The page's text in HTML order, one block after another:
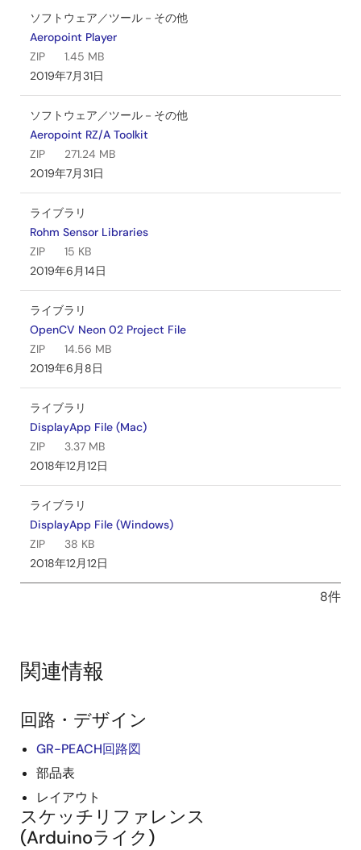
ソフトウェア／ツール－その他
Aeropoint Player
ZIP
1.45 MB
2019年7月31日
ソフトウェア／ツール－その他
Aeropoint RZ/A Toolkit
ZIP
271.24 MB
2019年7月31日
ライブラリ
Rohm Sensor Libraries
ZIP
15 KB
2019年6月14日
ライブラリ
OpenCV Neon 02 Project File
ZIP
14.56 MB
2019年6月8日
ライブラリ
DisplayApp File (Mac)
ZIP
3.37 MB
2018年12月12日
ライブラリ
DisplayApp File (Windows)
ZIP
38 KB
2018年12月12日
8件
関連情報
回路・デザイン
GR-PEACH回路図
部品表
レイアウト
スケッチリファレンス
(Arduinoライク)